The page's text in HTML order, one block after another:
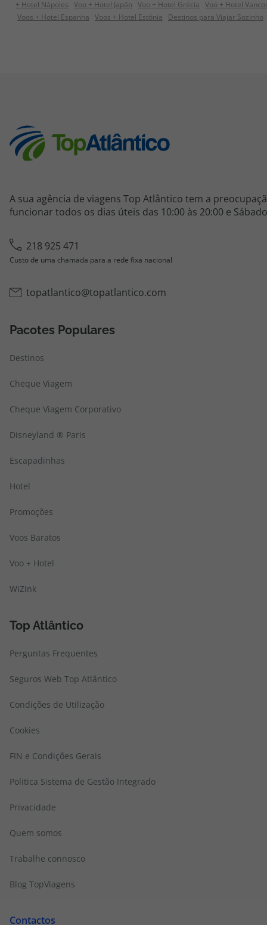
+ Hotel Nápoles Voo + Hotel Japão Voo + Hotel Grécia Voo + Hotel
Voos + Hotel Espanha Voos + Hotel Estónia Destinos para Viajar Sozinho
A sua agência de viagens Top Atlântico tem a
funcionar todos os dias úteis das 10:00 às 20:00 e
218 925 471
Custo de uma chamada para a rede fixa nacional
topatlantico@topatlantico.com
Pacotes Populares
Destinos
Cheque Viagem
Cheque Viagem Corporativo
Disneyland ® Paris
Escapadinhas
Hotel
Promoções
Voos Baratos
Voo + Hotel
WiZink
Top Atlântico
Perguntas Frequentes
Seguros Web Top Atlântico
Condições de Utilização
Cookies
FIN e Condições Gerais
Politica Sistema de Gestão Integrado
Privacidade
Quem somos
Trabalhe connosco
Blog TopViagens
Contactos